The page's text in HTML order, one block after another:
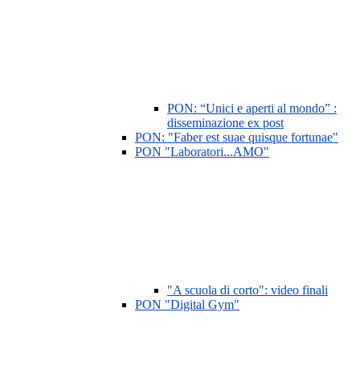
PON: “Unici e aperti al mondo” :
disseminazione ex post
PON: "Faber est suae quisque fortunae"
PON "Laboratori...AMO"
"A scuola di corto": video finali
PON "Digital Gym"